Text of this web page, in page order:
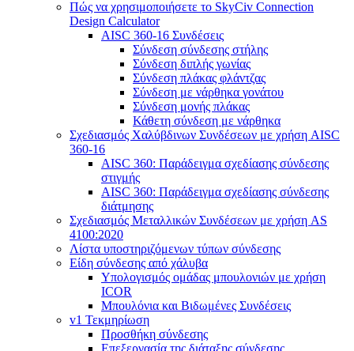
Πώς να χρησιμοποιήσετε το SkyCiv Connection
Design Calculator
AISC 360-16 Συνδέσεις
Σύνδεση σύνδεσης στήλης
Σύνδεση διπλής γωνίας
Σύνδεση πλάκας φλάντζας
Σύνδεση με νάρθηκα γονάτου
Σύνδεση μονής πλάκας
Κάθετη σύνδεση με νάρθηκα
Σχεδιασμός Χαλύβδινων Συνδέσεων με χρήση AISC
360-16
AISC 360: Παράδειγμα σχεδίασης σύνδεσης
στιγμής
AISC 360: Παράδειγμα σχεδίασης σύνδεσης
διάτμησης
Σχεδιασμός Μεταλλικών Συνδέσεων με χρήση AS
4100:2020
Λίστα υποστηριζόμενων τύπων σύνδεσης
Είδη σύνδεσης από χάλυβα
Υπολογισμός ομάδας μπουλονιών με χρήση
ICOR
Μπουλόνια και Βιδωμένες Συνδέσεις
v1 Τεκμηρίωση
Προσθήκη σύνδεσης